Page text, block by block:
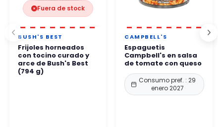
Fuera de stock
BUSH'S BEST
Frijoles horneados
con tocino curado y
arce de Bush's Best
(794 g)
CAMPBELL'S
Espaguetis
Campbell's en salsa
de tomate con queso
Consumo pref. : 29
enero 2027